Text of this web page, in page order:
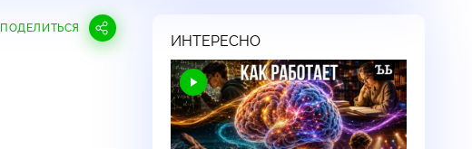
ПОДЕЛИТЬСЯ
ИНТЕРЕСНО